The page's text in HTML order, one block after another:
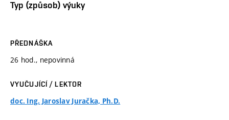
Typ (způsob) výuky
PŘEDNÁŠKA
26 hod., nepovinná
VYUČUJÍCÍ / LEKTOR
doc. Ing. Jaroslav Juračka, Ph.D.